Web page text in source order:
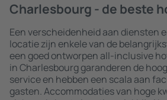
Charlesbourg - de beste
Een verscheidenheid aan diensten
locatie zijn enkele van de
een goed ontworpen all-inclusive
in Charlesbourg garanderen de
service en hebben een scala aan
gasten. Accommodaties van hoge